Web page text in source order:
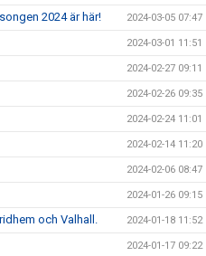
2024 är här! 2024-03-05 07:47
2024-03-01 11:51
2024-02-27 09:11
2024-02-26 09:35
2024-02-24 11:01
2024-02-14 11:20
2024-02-06 08:47
2024-01-26 09:15
och Valhall. 2024-01-18 11:52
2024-01-17 09:22